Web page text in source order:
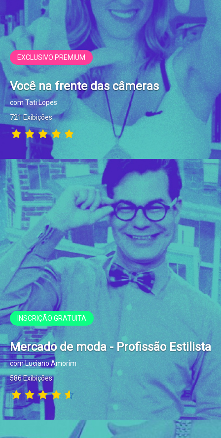
EXCLUSIVO PREMIUM
Você na frente das câmeras
com Tati Lopes
721 Exibições
INSCRIÇÃO GRATUITA
Mercado de moda - Profissão Estilista
com Luciano Amorim
586 Exibições